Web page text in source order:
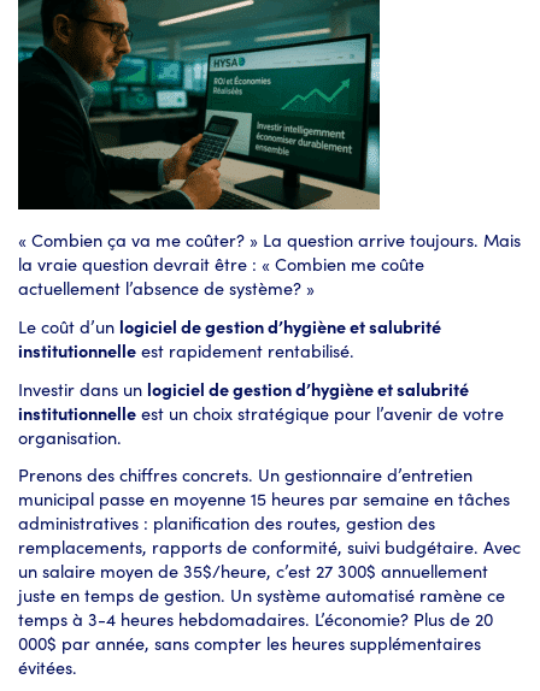
« Combien ça va me coûter? » La question arrive toujours. Mais
la vraie question devrait être : « Combien me coûte
actuellement l’absence de système? »
Le coût d’un logiciel de gestion d’hygiène et salubrité
institutionnelle est rapidement rentabilisé.
Investir dans un logiciel de gestion d’hygiène et salubrité
institutionnelle est un choix stratégique pour l’avenir de votre
organisation.
Prenons des chiffres concrets. Un gestionnaire d’entretien
municipal passe en moyenne 15 heures par semaine en tâches
administratives : planification des routes, gestion des
remplacements, rapports de conformité, suivi budgétaire. Avec
un salaire moyen de 35$/heure, c’est 27 300$ annuellement
juste en temps de gestion. Un système automatisé ramène ce
temps à 3-4 heures hebdomadaires. L’économie? Plus de 20
000$ par année, sans compter les heures supplémentaires
évitées.